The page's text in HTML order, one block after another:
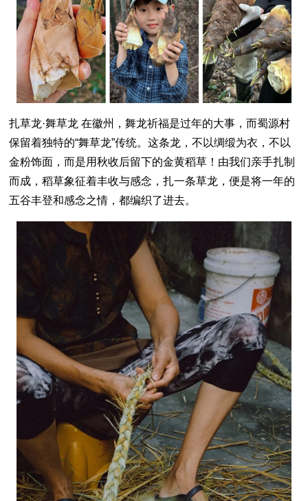
扎草龙·舞草龙 在徽州，舞龙祈福是过年的大事，而蜀源村
保留着独特的“舞草龙”传统。这条龙，不以绸缎为衣，不以
金粉饰面，而是用秋收后留下的金黄稻草！由我们亲手扎制
而成，稻草象征着丰收与感念，扎一条草龙，便是将一年的
五谷丰登和感念之情，都编织了进去。